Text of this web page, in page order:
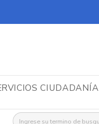
CIUDADANÍA
Buscar: